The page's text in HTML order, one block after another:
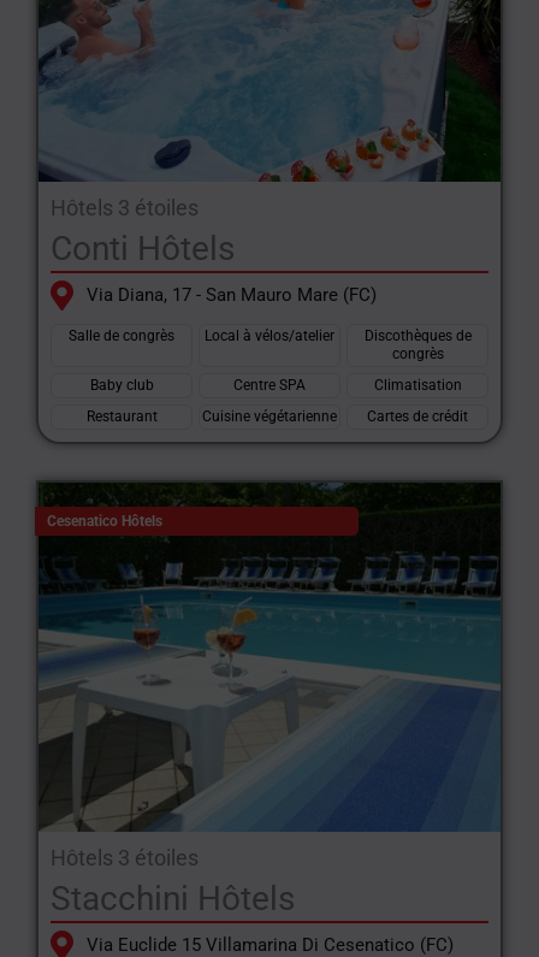
Hôtels 3 étoiles
Conti Hôtels
Via Diana, 17 - San Mauro Mare (FC)
Salle de congrès Local à vélos/atelier
Discothèques de
congrès
Baby club
Centre SPA
Climatisation
Restaurant
Cuisine végétarienne Cartes de crédit
Cesenatico Hôtels
Hôtels 3 étoiles
Stacchini Hôtels
Via Euclide 15 Villamarina Di Cesenatico (FC)